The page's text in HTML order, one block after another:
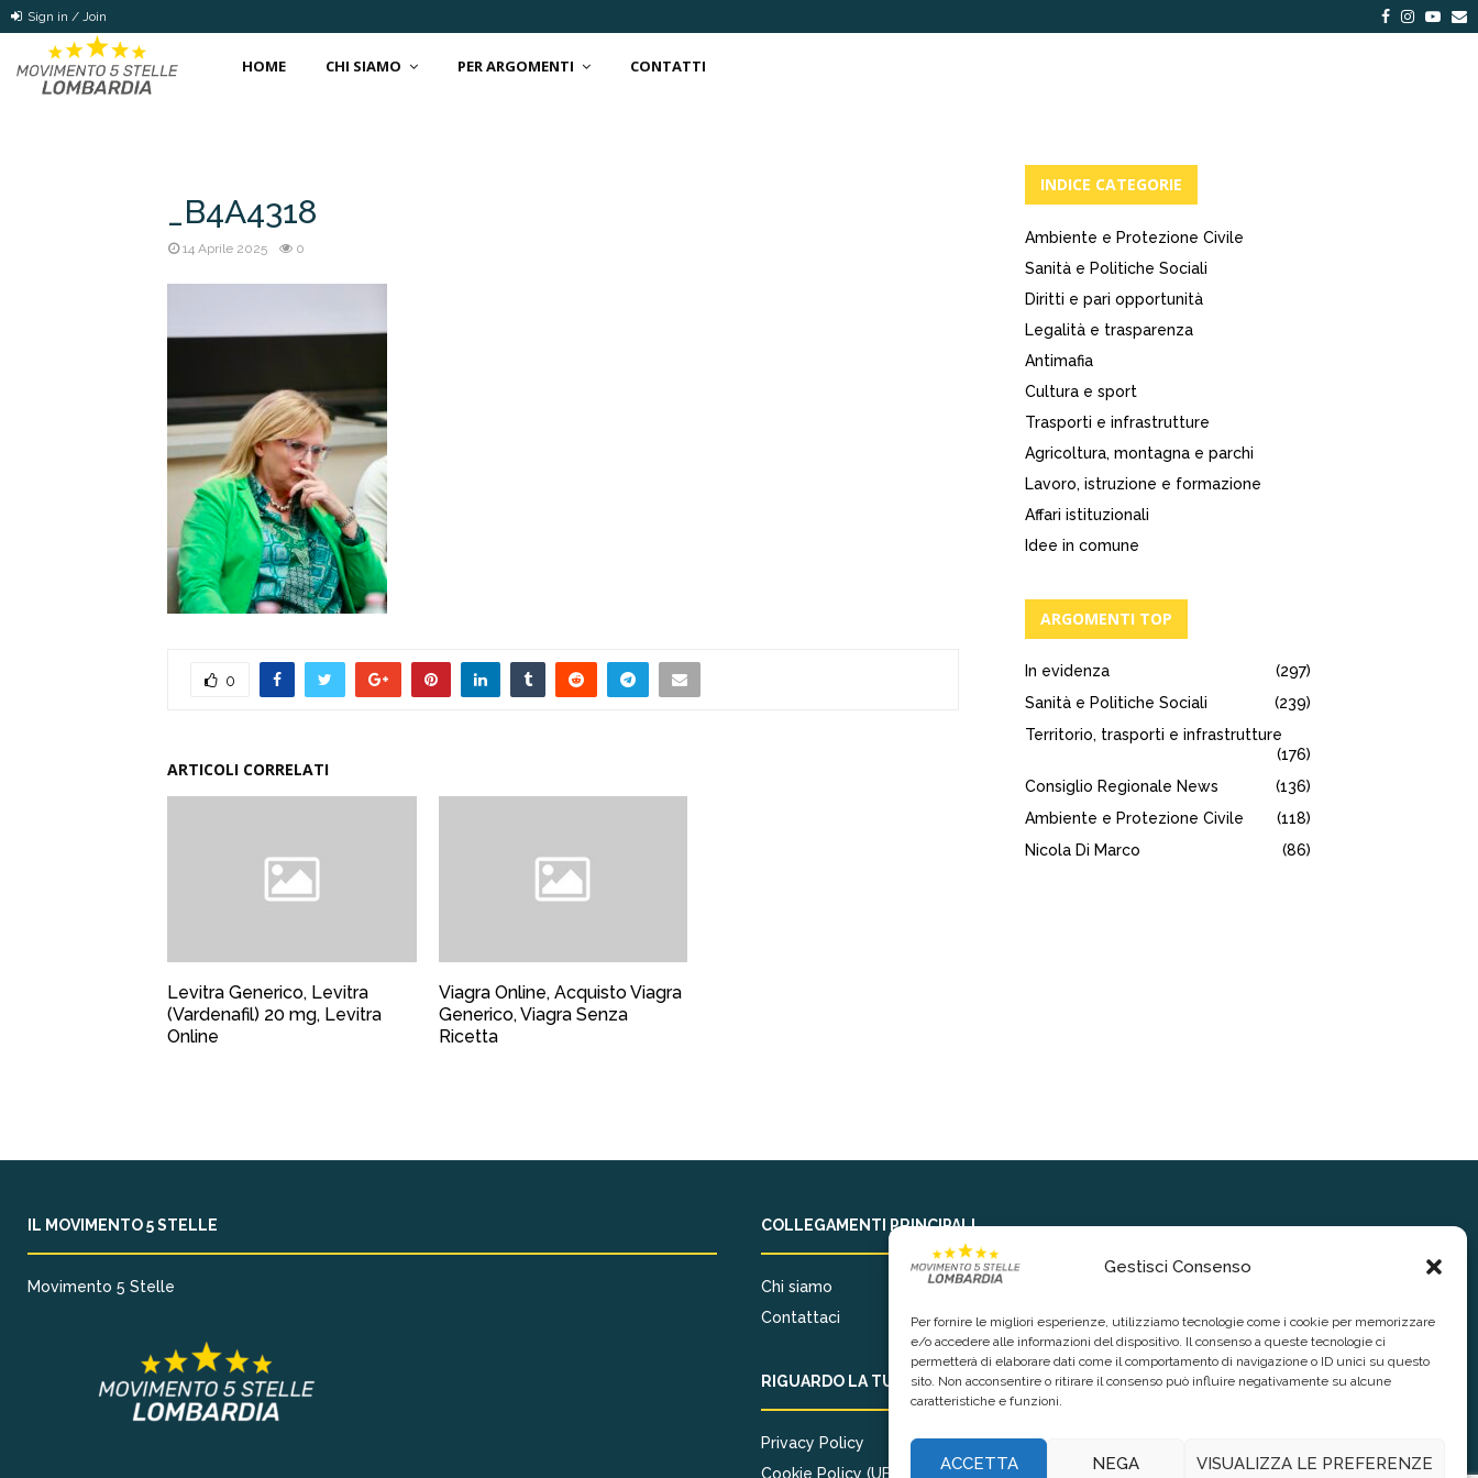
Gestisci Consenso
Per fornire le migliori esperienze, utilizziamo tecnologie come i cookie per memorizzare
e/o accedere alle informazioni del dispositivo. Il consenso a queste tecnologie ci
permetterà di elaborare dati come il comportamento di navigazione o ID unici su questo
sito. Non acconsentire o ritirare il consenso può influire negativamente su alcune
caratteristiche e funzioni.
ACCETTA NEGA VISUALIZZA LE PREFERENZE
Sign in / Join Facebook
HOME CHI SIAMO PER ARGOMENTI CONTATTI
_B4A4318
14 Aprile 2025 0
0
ARTICOLI CORRELATI
Levitra Generico, Levitra
(Vardenafil) 20 mg, Levitra
Online
Viagra Online, Acquisto Viagra
Generico, Viagra Senza
Ricetta
INDICE CATEGORIE
Ambiente e Protezione Civile
Sanità e Politiche Sociali
Diritti e pari opportunità
Legalità e trasparenza
Antimafia
Cultura e sport
Trasporti e infrastrutture
Agricoltura, montagna e parchi
Lavoro, istruzione e formazione
Affari istituzionali
Idee in comune
ARGOMENTI TOP
In evidenza
(297)
Sanità e Politiche Sociali
(239)
Territorio, trasporti e infrastrutture
(176)
Consiglio Regionale News
(136)
Ambiente e Protezione Civile
(118)
Nicola Di Marco
(86)
IL MOVIMENTO 5 STELLE
Movimento 5 Stelle
COLLEGAMENTI PRINCIPALI
Chi siamo
Contattaci
RIGUARDO LA TUA PRIVACY
Privacy Policy
Cookie Policy (UE)